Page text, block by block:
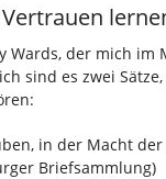
Vertrauen
Wards, der mich im
sind es zwei
in der Macht
Briefsammlung)